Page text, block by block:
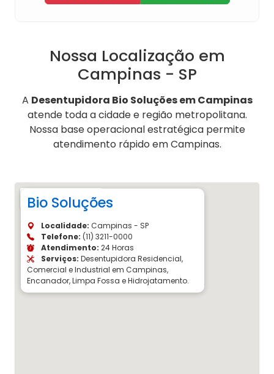
Nossa Localização em
Campinas - SP
A Desentupidora Bio Soluções em Campinas
atende toda a cidade e região metropolitana.
Nossa base operacional estratégica permite
atendimento rápido em Campinas.
Bio Soluções
Localidade: Campinas - SP
Telefone: (11) 3211-0000
Atendimento: 24 Horas
Serviços: Desentupidora Residencial,
Comercial e Industrial em Campinas,
Encanador, Limpa Fossa e Hidrojatamento.